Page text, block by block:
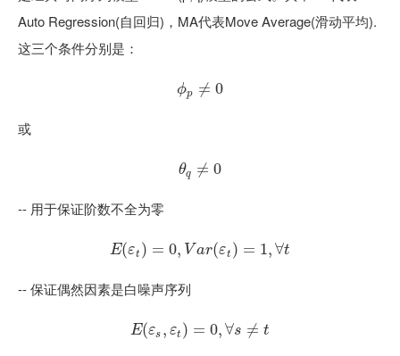
Auto Regression(自回归)，MA代表Move Average(滑动平均).
这三个条件分别是：
ϕp ≠ 0
ϕ p≠0
或
θq ≠ 0
θ q≠ 0
-- 用于保证阶数不全为零
E(εt ) = 0, Var(εt ) = 1,∀t
E (εt )=0 ,Var(εt)=1 ,∀
-- 保证偶然因素是白噪声序列
E(εs , εt ) = 0, ∀s ≠ t
E(εs,ε t)= 0,∀s≠